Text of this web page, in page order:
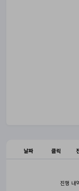
날짜 클릭
진행 내